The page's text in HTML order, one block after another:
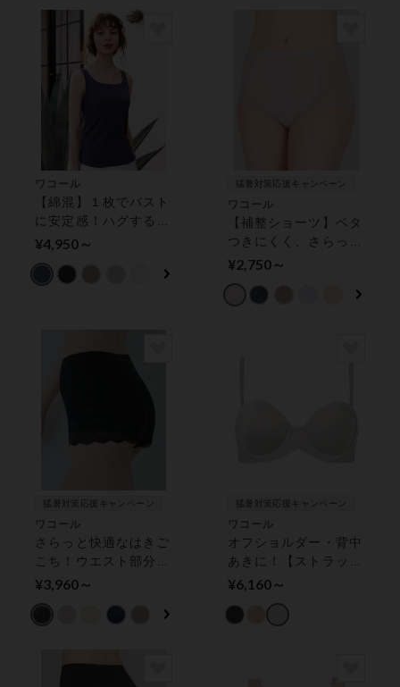
ワコール
【綿混】１枚でバスト
に安定感！ハグするブ
ラトップ カップ付き
¥4,950～
猛暑対策応援キャンペーン
ワコール
【補整ショーツ】ベタ
つきにくく、さらっと
快適 ショーツ
¥2,750～
猛暑対策応援キャンペーン
ワコール
さらっと快適なはきご
こち！ウエスト部分を
すっきり見せる パン
¥3,960～
猛暑対策応援キャンペーン
ワコール
オフショルダー・背中
あきに！【ストラップ
レス】 １／２カップ
¥6,160～